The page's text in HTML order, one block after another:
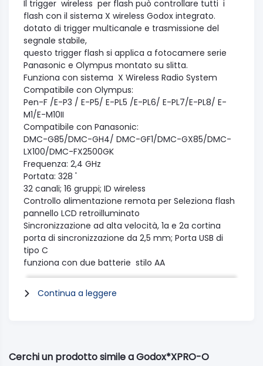
Il trigger wireless per flash può controllare tutti i
flash con il sistema X wireless Godox integrato.
dotato di trigger multicanale e trasmissione del
segnale stabile,
questo trigger flash si applica a fotocamere serie
Panasonic e Olympus montato su slitta.
Funziona con sistema X Wireless Radio System
Compatibile con Olympus:
Pen-F /E-P3 / E-P5/ E-PL5 /E-PL6/ E-PL7/E-PL8/ E-
M1/E-M10II
Compatibile con Panasonic:
DMC-G85/DMC-GH4/ DMC-GF1/DMC-GX85/DMC-
LX100/DMC-FX2500GK
Frequenza: 2,4 GHz
Portata: 328 '
32 canali; 16 gruppi; ID wireless
Controllo alimentazione remota per Seleziona flash
pannello LCD retroilluminato
Sincronizzazione ad alta velocità, 1a e 2a cortina
porta di sincronizzazione da 2,5 mm; Porta USB di
tipo C
funziona con due batterie stilo AA
peso 80gr.
Continua a leggere
Cerchi un prodotto simile a Godox*XPRO-O